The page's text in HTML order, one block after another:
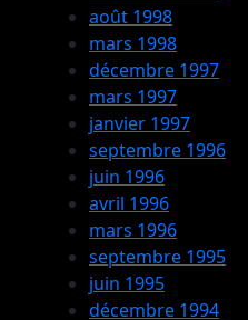
août 1998
mars 1998
décembre 1997
mars 1997
janvier 1997
septembre 1996
juin 1996
avril 1996
mars 1996
septembre 1995
juin 1995
décembre 1994